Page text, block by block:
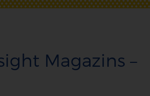
Magazins –